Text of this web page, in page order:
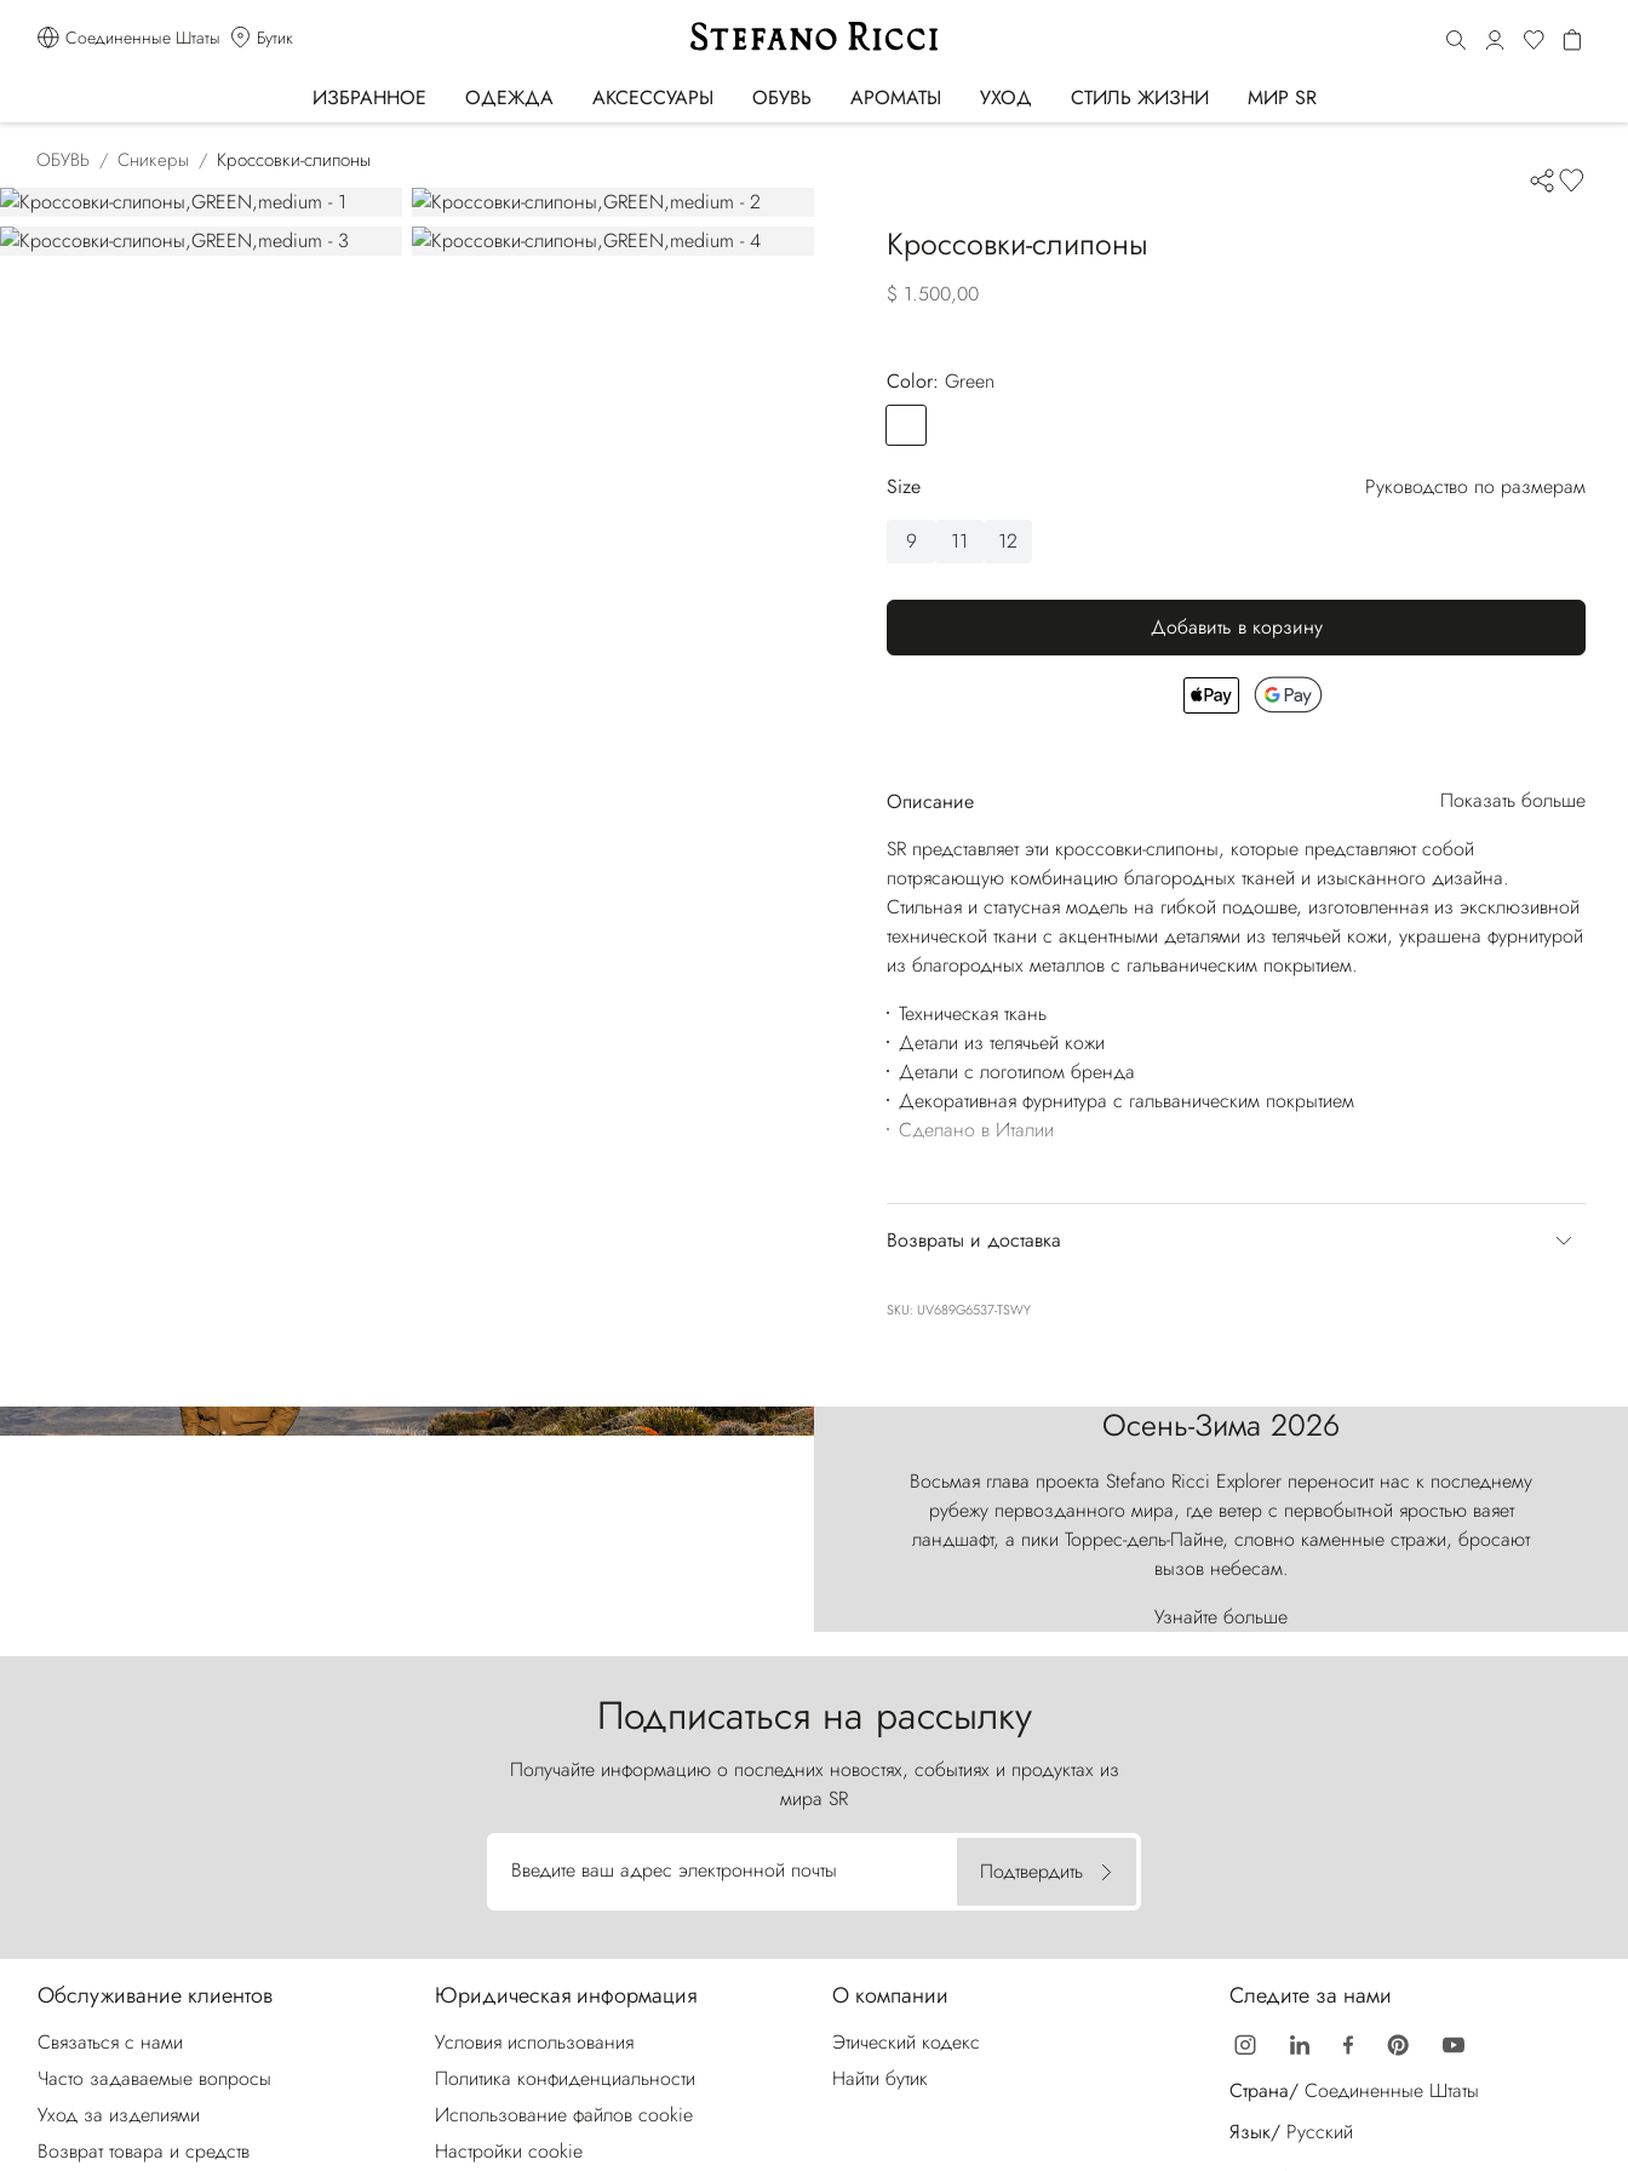
Соединенные Штаты Бутик
ИЗБРАННОЕ ОДЕЖДА АКСЕССУАРЫ ОБУВЬ АРОМАТЫ УХОД СТИЛЬ ЖИЗНИ МИР SR
ОБУВЬ Сникеры Кроссовки-слипоны
Кроссовки-слипоны
$ 1.500,00
Color:
green
Size
Руководство по размерам
9
11 12
Добавить в корзину
Описание
Показать больше
SR представляет эти кроссовки-слипоны, которые представляют собой
потрясающую комбинацию благородных тканей и изысканного дизайна.
Стильная и статусная модель на гибкой подошве, изготовленная из эксклюзивной
технической ткани с акцентными деталями из телячьей кожи, украшена фурнитурой
из благородных металлов с гальваническим покрытием.
Техническая ткань
Детали из телячьей кожи
Детали с логотипом бренда
Декоративная фурнитура с гальваническим покрытием
Сделано в Италии
Возвраты и доставка
SKU: UV689G6537-TSWY
Осень-Зима 2026
Восьмая глава проекта Stefano Ricci Explorer переносит нас к последнему
рубежу первозданного мира, где ветер с первобытной яростью ваяет
ландшафт, а пики Торрес-дель-Пайне, словно каменные стражи, бросают
вызов небесам.
Узнайте больше
Подписаться на рассылку
Получайте информацию о последних новостях, событиях и продуктах из
мира SR
Введите ваш адрес электронной почты Подтвердить
Обслуживание клиентов
Связаться с нами
Часто задаваемые вопросы
Уход за изделиями
Возврат товара и средств
Юридическая информация
Условия использования
Политика конфиденциальности
Использование файлов cookie
Настройки cookie
О компании
Этический кодекс
Найти бутик
Следите за нами
Страна/ Соединенные Штаты
Язык/ Русский